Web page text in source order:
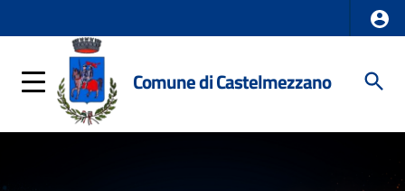
Comune di Castelmezzano